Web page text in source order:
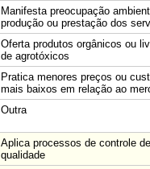
Manifesta preocupação
produção ou prestação dos
Oferta produtos orgânicos ou
de agrotóxicos
Pratica menores preços ou
mais baixos em relação ao
Outra
Aplica processos de controle de
qualidade